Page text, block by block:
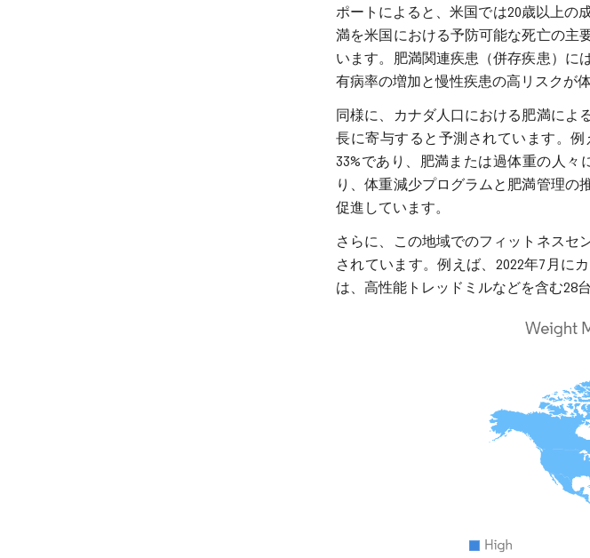
ポートによると、米国では20歳以上の
満を米国における予防可能な死亡の主
います。肥満関連疾患（併存疾患）に
有病率の増加と慢性疾患の高リスクが
同様に、カナダ人口における肥満によ
長に寄与すると予測されています。
33%であり、肥満または過体重の人
り、体重減少プログラムと肥満管理の
促進しています。
さらに、この地域でのフィットネスセ
されています。例えば、2022年7月に
は、高性能トレッドミルなどを含む28